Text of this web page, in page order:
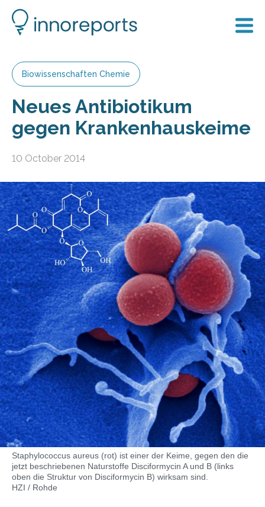
Biowissenschaften Chemie
Neues Antibiotikum
gegen Krankenhauskeime
10 October 2014
Staphylococcus aureus (rot) ist einer der Keime, gegen den die
jetzt beschriebenen Naturstoffe Disciformycin A und B (links
oben die Struktur von Disciformycin B) wirksam sind.
HZI / Rohde